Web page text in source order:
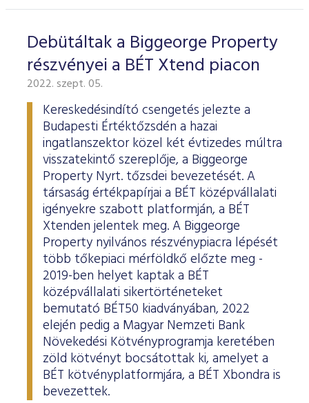
Debütáltak a Biggeorge Property
részvényei a BÉT Xtend piacon
2022. szept. 05.
Kereskedésindító csengetés jelezte a
Budapesti Értéktőzsdén a hazai
ingatlanszektor közel két évtizedes múltra
visszatekintő szereplője, a Biggeorge
Property Nyrt. tőzsdei bevezetését. A
társaság értékpapírjai a BÉT középvállalati
igényekre szabott platformján, a BÉT
Xtenden jelentek meg. A Biggeorge
Property nyilvános részvénypiacra lépését
több tőkepiaci mérföldkő előzte meg -
2019-ben helyet kaptak a BÉT
középvállalati sikertörténeteket
bemutató BÉT50 kiadványában, 2022
elején pedig a Magyar Nemzeti Bank
Növekedési Kötvényprogramja keretében
zöld kötvényt bocsátottak ki, amelyet a
BÉT kötvényplatformjára, a BÉT Xbondra is
bevezettek.